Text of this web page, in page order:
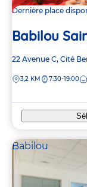
Dernière place
Babilou
Adresse
la
22 Avenue C, Cité
DISTANCE
3,2 KM 7:30-19:00
Babilou